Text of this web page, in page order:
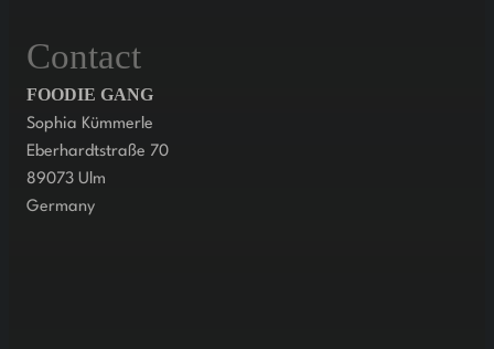
Contact
FOODIE GANG
Sophia Kümmerle
Eberhardtstraße 70
89073 Ulm
Germany